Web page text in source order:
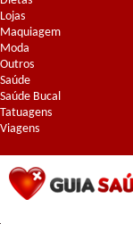
Lojas
Maquiagem
Moda
Outros
Saúde
Saúde Bucal
Tatuagens
Viagens